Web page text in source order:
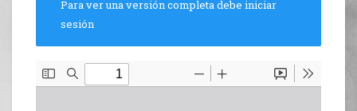
Para ver una versión completa debe iniciar
sesión